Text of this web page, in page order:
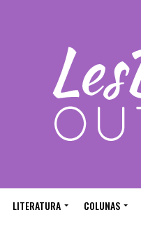
LITERATURA COLUNAS